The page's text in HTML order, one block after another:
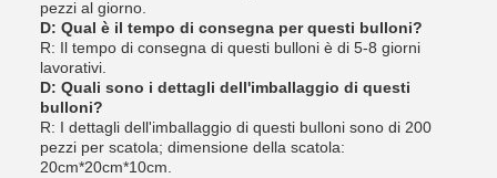
pezzi al giorno.
D: Qual è il tempo di consegna per questi bulloni?
R: Il tempo di consegna di questi bulloni è di 5-8 giorni
lavorativi.
D: Quali sono i dettagli dell'imballaggio di questi
bulloni?
R: I dettagli dell'imballaggio di questi bulloni sono di 200
pezzi per scatola; dimensione della scatola:
20cm*20cm*10cm.